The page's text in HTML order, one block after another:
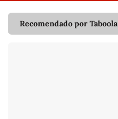
Recomendado por Taboola